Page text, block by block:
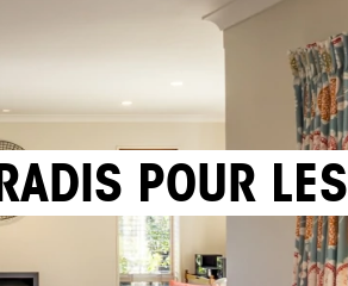
POUR LES